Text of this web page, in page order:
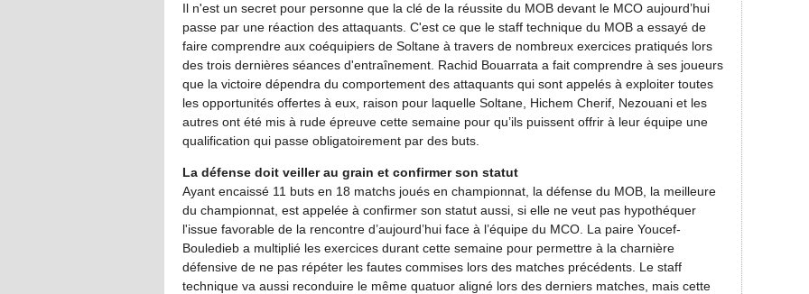
Il n'est un secret pour personne que la clé de la réussite du MOB devant le MCO aujourd’hui
passe par une réaction des attaquants. C'est ce que le staff technique du MOB a essayé de
faire comprendre aux coéquipiers de Soltane à travers de nombreux exercices pratiqués lors
des trois dernières séances d'entraînement. Rachid Bouarrata a fait comprendre à ses joueurs
que la victoire dépendra du comportement des attaquants qui sont appelés à exploiter toutes
les opportunités offertes à eux, raison pour laquelle Soltane, Hichem Cherif, Nezouani et les
autres ont été mis à rude épreuve cette semaine pour qu’ils puissent offrir à leur équipe une
qualification qui passe obligatoirement par des buts.
La défense doit veiller au grain et confirmer son statut
Ayant encaissé 11 buts en 18 matchs joués en championnat, la défense du MOB, la meilleure
du championnat, est appelée à confirmer son statut aussi, si elle ne veut pas hypothéquer
l'issue favorable de la rencontre d’aujourd’hui face à l’équipe du MCO. La paire Youcef-
Bouledieb a multiplié les exercices durant cette semaine pour permettre à la charnière
défensive de ne pas répéter les fautes commises lors des matches précédents. Le staff
technique va aussi reconduire le même quatuor aligné lors des derniers matches, mais cette